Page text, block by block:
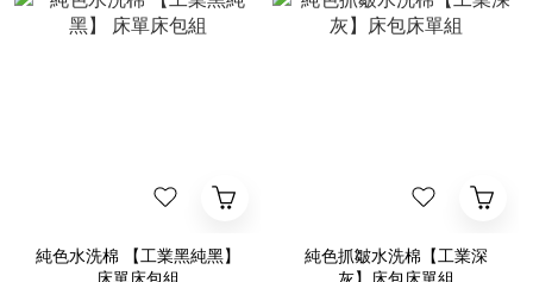
純色水洗棉 【工業黑純黑】
純色抓皺水洗棉【工業深